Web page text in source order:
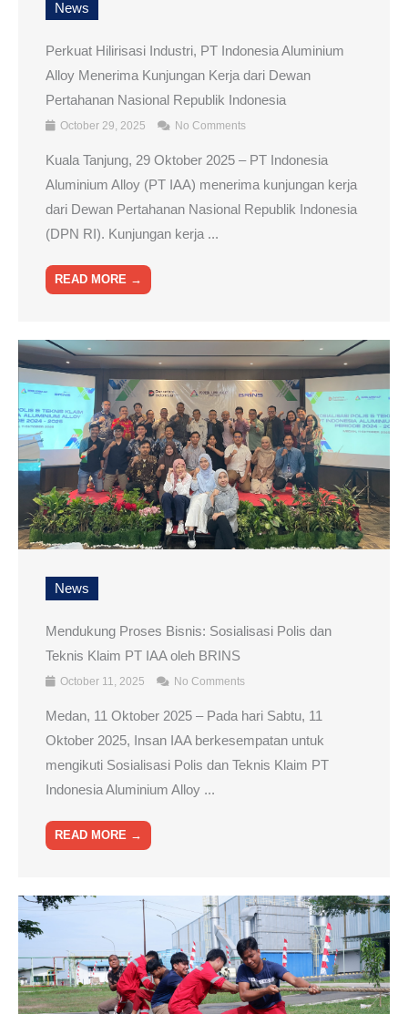
News
Perkuat Hilirisasi Industri, PT Indonesia Aluminium
Alloy Menerima Kunjungan Kerja dari Dewan
Pertahanan Nasional Republik Indonesia
October 29, 2025 No Comments
Kuala Tanjung, 29 Oktober 2025 – PT Indonesia
Aluminium Alloy (PT IAA) menerima kunjungan kerja
dari Dewan Pertahanan Nasional Republik Indonesia
(DPN RI). Kunjungan kerja ...
READ MORE →
News
Mendukung Proses Bisnis: Sosialisasi Polis dan
Teknis Klaim PT IAA oleh BRINS
October 11, 2025 No Comments
Medan, 11 Oktober 2025 – Pada hari Sabtu, 11
Oktober 2025, Insan IAA berkesempatan untuk
mengikuti Sosialisasi Polis dan Teknis Klaim PT
Indonesia Aluminium Alloy ...
READ MORE →